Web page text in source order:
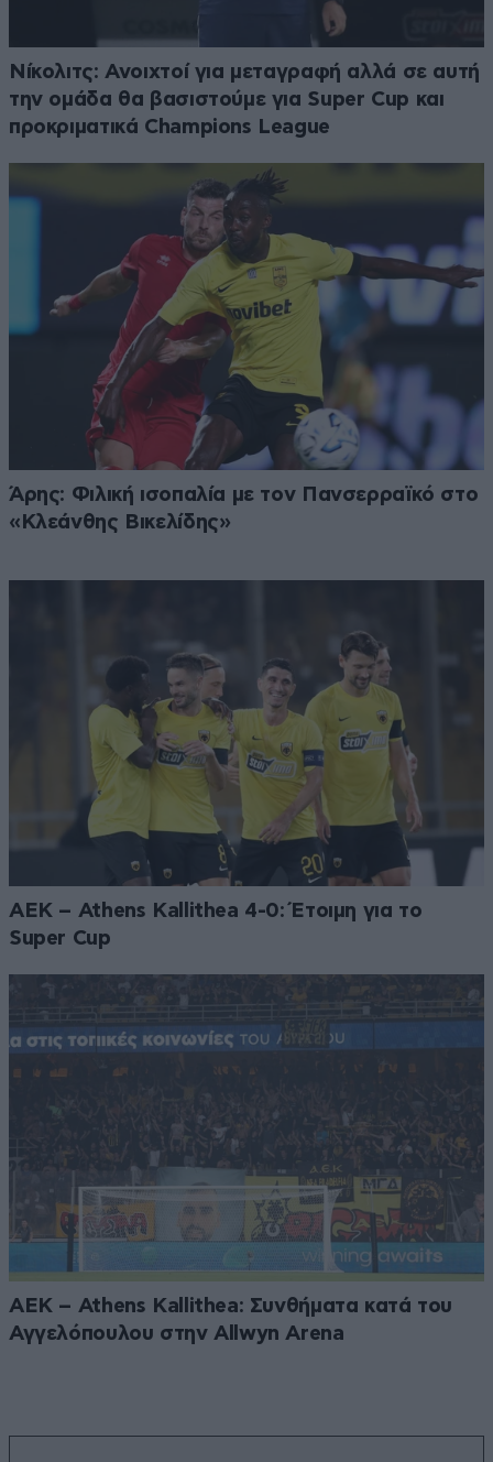
Νίκολιτς: Ανοιχτοί για μεταγραφή αλλά σε αυτή
την ομάδα θα βασιστούμε για Super Cup και
προκριματικά Champions League
Άρης: Φιλική ισοπαλία με τον Πανσερραϊκό στο
«Κλεάνθης Βικελίδης»
ΑΕΚ – Athens Kallithea 4-0: Έτοιμη για το
Super Cup
ΑΕΚ – Athens Kallithea: Συνθήματα κατά του
Αγγελόπουλου στην Allwyn Arena